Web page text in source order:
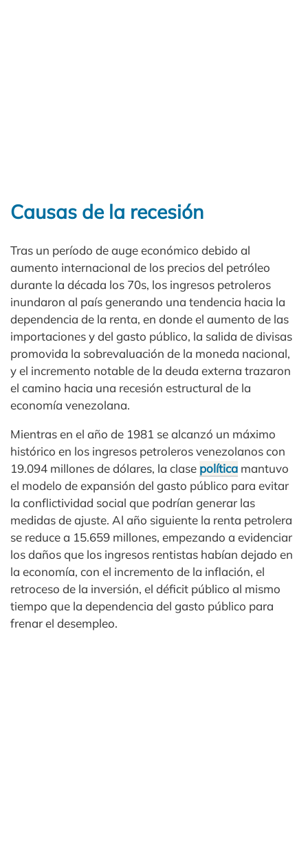
Causas de la recesión
Tras un período de auge económico debido al
aumento internacional de los precios del petróleo
durante la década los 70s, los ingresos petroleros
inundaron al país generando una tendencia hacia la
dependencia de la renta, en donde el aumento de las
importaciones y del gasto público, la salida de divisas
promovida la sobrevaluación de la moneda nacional,
y el incremento notable de la deuda externa trazaron
el camino hacia una recesión estructural de la
economía venezolana.
Mientras en el año de 1981 se alcanzó un máximo
histórico en los ingresos petroleros venezolanos con
19.094 millones de dólares, la clase política mantuvo
el modelo de expansión del gasto público para evitar
la conflictividad social que podrían generar las
medidas de ajuste. Al año siguiente la renta petrolera
se reduce a 15.659 millones, empezando a evidenciar
los daños que los ingresos rentistas habían dejado en
la economía, con el incremento de la inflación, el
retroceso de la inversión, el déficit público al mismo
tiempo que la dependencia del gasto público para
frenar el desempleo.